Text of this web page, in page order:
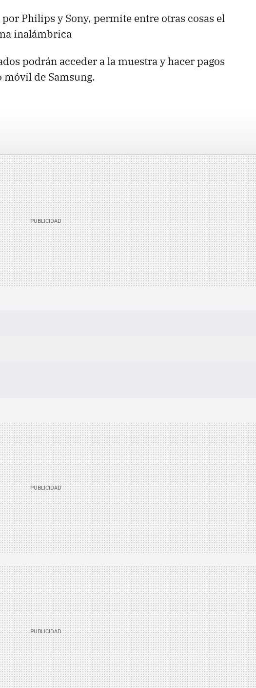
Philips y Sony, permite entre otras cosas el
inalámbrica
podrán acceder a la muestra y hacer pagos
de Samsung.